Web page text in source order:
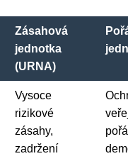
Zásahová
jednotka
(URNA)
Vysoce
rizikové
zásahy,
zadržení